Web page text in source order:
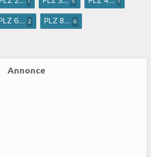
6.... 2 PLZ 8.... 6
Annonce